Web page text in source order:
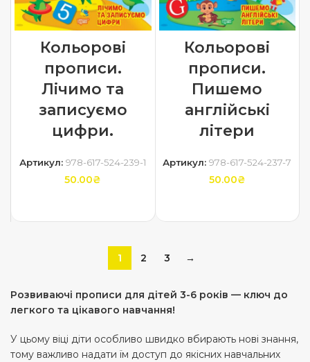
Кольорові
прописи.
Лічимо та
записуємо
цифри.
Артикул: 978-617-524-239-1
50.00₴
Кольорові
прописи.
Пишемо
англійські
літери
Артикул:978-617-524-237-7
50.00₴
1 2 3 →
Розвиваючі прописи для дітей 3-6 років — ключ до
легкого та цікавого навчання!
У цьому віці діти особливо швидко вбирають нові знання,
тому важливо надати їм доступ до якісних навчальних